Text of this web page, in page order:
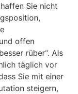
Sie nicht
offen
rüber“. Als
täglich vor
Sie mit einer
steigern,